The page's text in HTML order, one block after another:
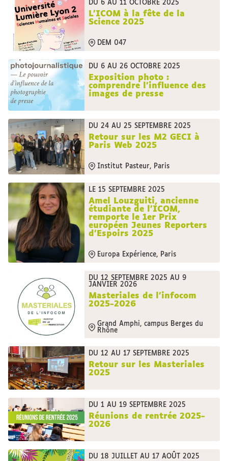
DU 6 AU 11 OCTOBRE 2025
L'ICOM à la fête de la
Science 2025
DEM 047
DU 6 AU 26 OCTOBRE 2025
Exposition photo :
comprendre l’influence des
images de presse
DU 24 AU 25 SEPTEMBRE 2025
Retour sur les M2 GECI à
Paris Web 2025
Institut Pasteur, Paris
LE 15 SEPTEMBRE 2025
Amel Louzguiti, ancienne
étudiante de l’ICOM,
remporte le 1er Prix
européen Jeunes Reporters
d’Espoirs 2025
Europa Expérience, Paris
DU 12 SEPTEMBRE 2025 AU 9
JANVIER 2026
Masteriales de l’infocom
2025-2026
Grand Amphi, campus Berges du
Rhône
DU 12 AU 17 SEPTEMBRE 2025
Retour sur les Masteriales
2025
DU 1 AU 19 SEPTEMBRE 2025
Réunions de rentrée 2025-
2026
DU 18 JUILLET AU 17 AOÛT 2025